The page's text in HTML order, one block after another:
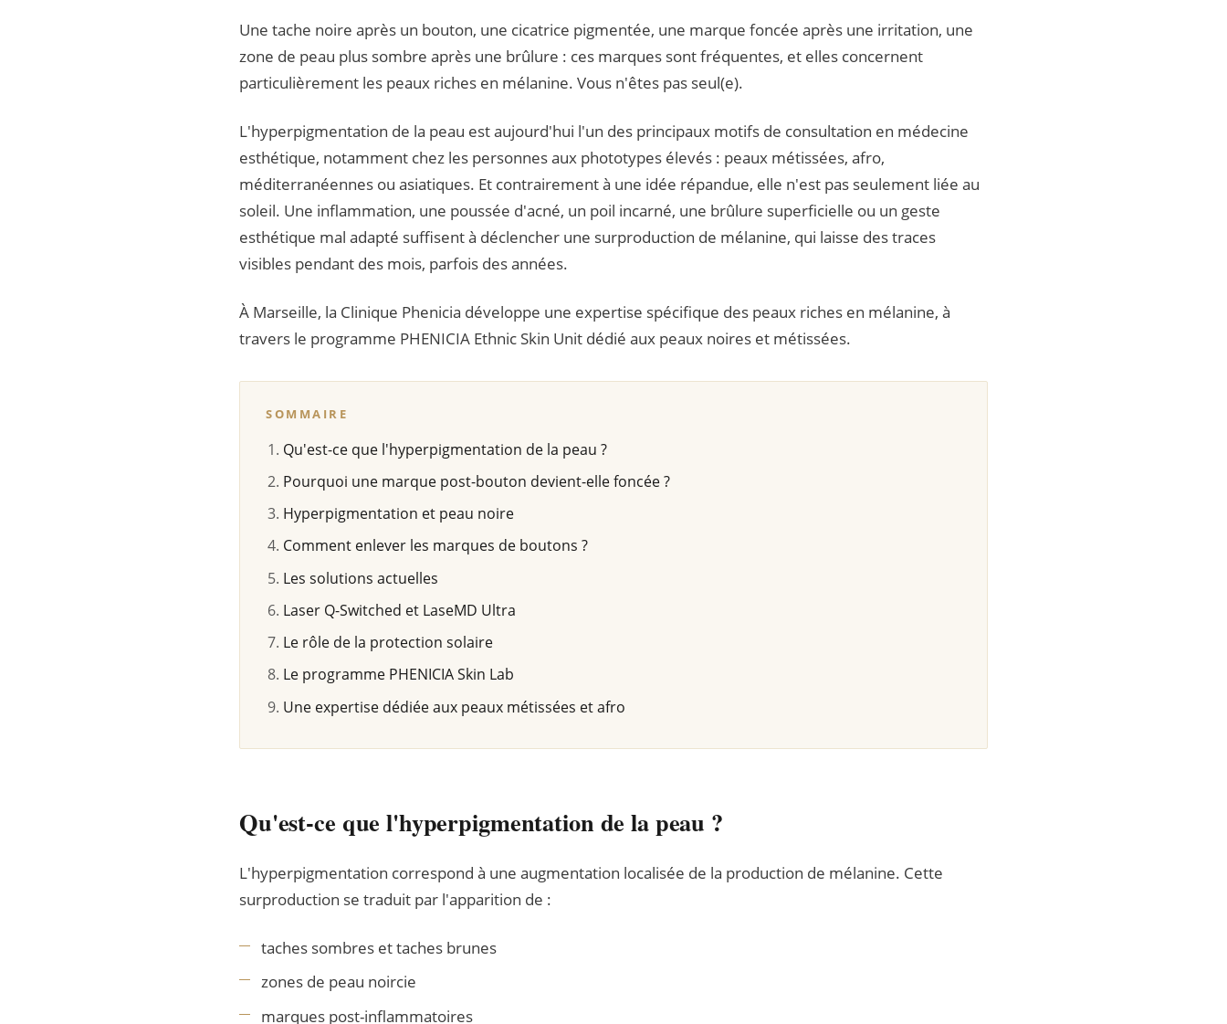
Une tache noire après un bouton, une cicatrice pigmentée, une marque foncée après une irritation, une
zone de peau plus sombre après une brûlure : ces marques sont fréquentes, et elles concernent
particulièrement les peaux riches en mélanine. Vous n'êtes pas seul(e).
L'hyperpigmentation de la peau est aujourd'hui l'un des principaux motifs de consultation en médecine
esthétique, notamment chez les personnes aux phototypes élevés : peaux métissées, afro,
méditerranéennes ou asiatiques. Et contrairement à une idée répandue, elle n'est pas seulement liée au
soleil. Une inflammation, une poussée d'acné, un poil incarné, une brûlure superficielle ou un geste
esthétique mal adapté suffisent à déclencher une surproduction de mélanine, qui laisse des traces
visibles pendant des mois, parfois des années.
À Marseille, la Clinique Phenicia développe une expertise spécifique des peaux riches en mélanine, à
travers le programme PHENICIA Ethnic Skin Unit dédié aux peaux noires et métissées.
SOMMAIRE
Qu'est-ce que l'hyperpigmentation de la peau ?
Pourquoi une marque post-bouton devient-elle foncée ?
Hyperpigmentation et peau noire
Comment enlever les marques de boutons ?
Les solutions actuelles
Laser Q-Switched et LaseMD Ultra
Le rôle de la protection solaire
Le programme PHENICIA Skin Lab
Une expertise dédiée aux peaux métissées et afro
Qu'est-ce que l'hyperpigmentation de la peau ?
L'hyperpigmentation correspond à une augmentation localisée de la production de mélanine. Cette
surproduction se traduit par l'apparition de :
taches sombres et taches brunes
zones de peau noircie
marques post-inflammatoires